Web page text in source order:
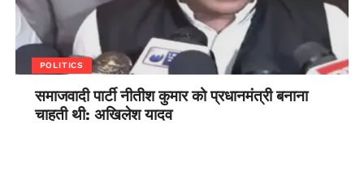
POLITICS
समाजवादी पार्टी नीतीश कुमार को प्रधानमंत्री बनाना
चाहती थी: अखिलेश यादव